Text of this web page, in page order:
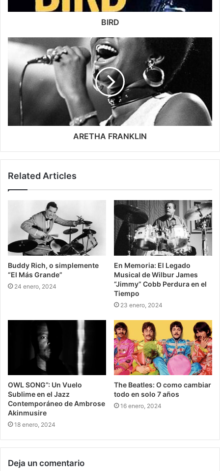
BIRD
ARETHA FRANKLIN
Related Articles
Buddy Rich, o simplemente
“El Más Grande”
24 enero, 2024
En Memoria: El Legado
Musical de Wilbur James
“Jimmy” Cobb Perdura en el
Tiempo
23 enero, 2024
OWL SONG”: Un Vuelo
Sublime en el Jazz
Contemporáneo de Ambrose
Akinmusire
18 enero, 2024
The Beatles: O como cambiar
todo en solo 7 años
16 enero, 2024
Deja un comentario